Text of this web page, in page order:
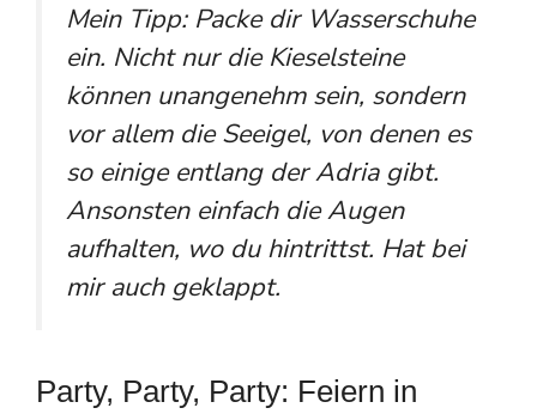
Mein Tipp: Packe dir Wasserschuhe
ein. Nicht nur die Kieselsteine
können unangenehm sein, sondern
vor allem die Seeigel, von denen es
so einige entlang der Adria gibt.
Ansonsten einfach die Augen
aufhalten, wo du hintrittst. Hat bei
mir auch geklappt.
Party, Party, Party: Feiern in